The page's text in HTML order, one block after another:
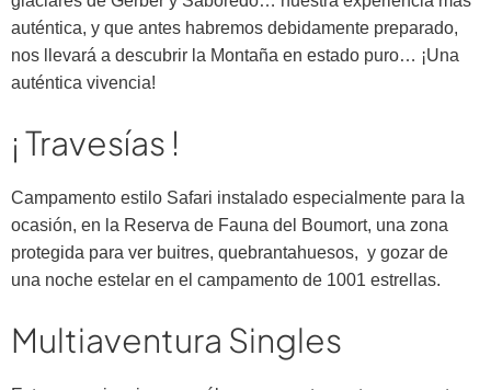
auténtica, y que antes habremos debidamente preparado,
nos llevará a descubrir la Montaña en estado puro… ¡Una
auténtica vivencia!
¡ Travesías !
Campamento estilo Safari instalado especialmente para la
ocasión, en la Reserva de Fauna del Boumort, una zona
protegida para ver buitres, quebrantahuesos, y gozar de
una noche estelar en el campamento de 1001 estrellas.
Multiaventura Singles